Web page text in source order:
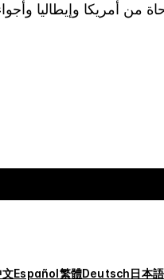
من أمريكا وإيطاليا
日本語
Deutsch
繁體
Español
文